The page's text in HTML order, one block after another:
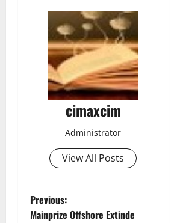
cimaxcim
Administrator
View All Posts
P
Previous:
Mainprize Offshore Extinde